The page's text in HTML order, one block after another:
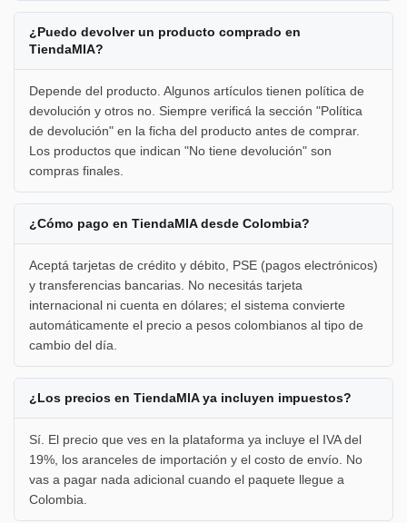
¿Puedo devolver un producto comprado en
TiendaMIA?
Depende del producto. Algunos artículos tienen política de
devolución y otros no. Siempre verificá la sección "Política
de devolución" en la ficha del producto antes de comprar.
Los productos que indican "No tiene devolución" son
compras finales.
¿Cómo pago en TiendaMIA desde Colombia?
Aceptá tarjetas de crédito y débito, PSE (pagos electrónicos)
y transferencias bancarias. No necesitás tarjeta
internacional ni cuenta en dólares; el sistema convierte
automáticamente el precio a pesos colombianos al tipo de
cambio del día.
¿Los precios en TiendaMIA ya incluyen impuestos?
Sí. El precio que ves en la plataforma ya incluye el IVA del
19%, los aranceles de importación y el costo de envío. No
vas a pagar nada adicional cuando el paquete llegue a
Colombia.